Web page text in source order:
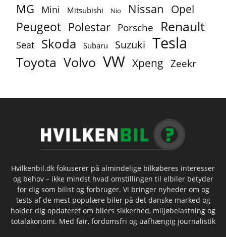
MG Mini Mitsubishi Nio Nissan Opel
Peugeot Polestar Porsche Renault
Seat Skoda Subaru Suzuki Tesla
Toyota Volvo VW Xpeng Zeekr
Hvilkenbil.dk fokuserer på almindelige bilkøberes interesser
og behov – ikke mindst hvad omstillingen til elbiler betyder
for dig som bilist og forbruger. Vi bringer nyheder om og
tests af de mest populære biler på det danske marked og
holder dig opdateret om bilers sikkerhed, miljøbelastning og
totaløkonomi. Med fair, fordomsfri og uafhængig journalistik